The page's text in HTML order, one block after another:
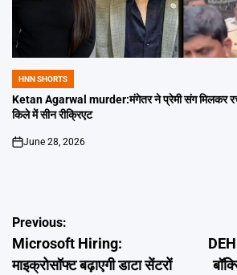
POSTED
IN
HNN SHORTS
Ketan Agarwal murder:मंगेतर ने प्रेमी संग मिलकर
किले में सीन रीक्रिएट
on
June 28, 2026
Post
navigation
Previous:
Microsoft Hiring:
माइक्रोसॉफ्ट बढ़ाएगी डाटा सेंटरों